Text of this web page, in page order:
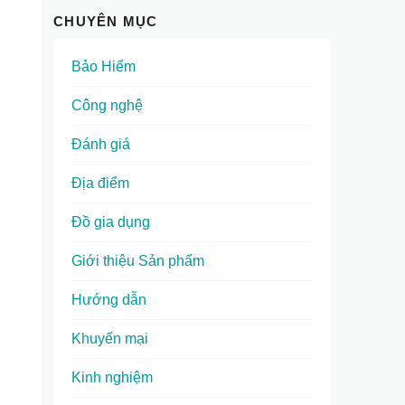
CHUYÊN MỤC
Bảo Hiểm
Công nghệ
Đánh giá
Địa điểm
Đồ gia dụng
Giới thiệu Sản phẩm
Hướng dẫn
Khuyến mại
Kinh nghiệm